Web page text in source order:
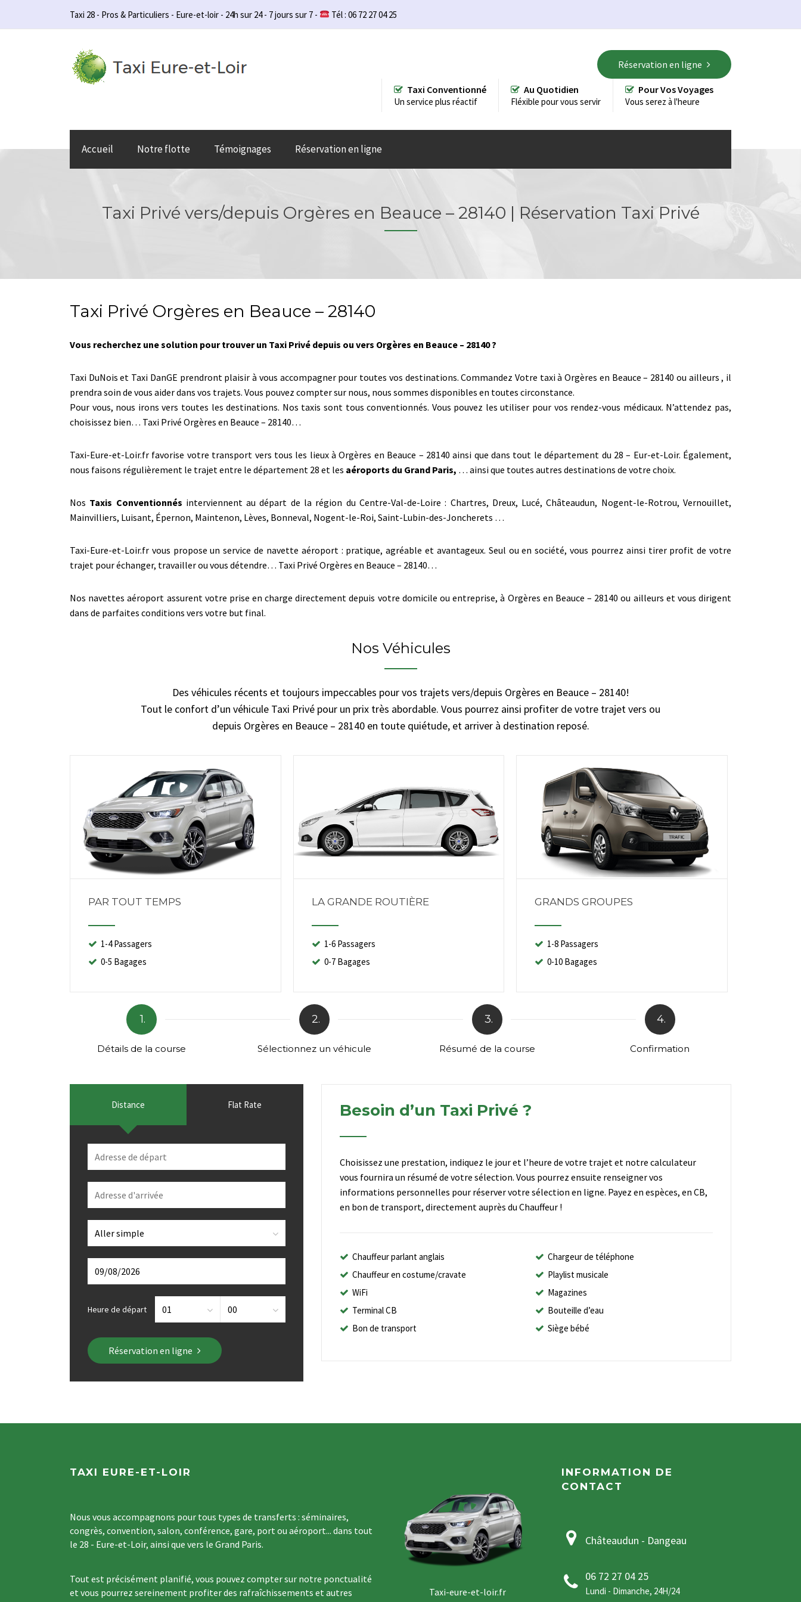
Taxi 28 - Pros & Particuliers - Eure-et-loir - 24h sur 24 - 7 jours sur 7 - Tél : 06 72 27 04 25
Réservation en ligne
Taxi Conventionné
Un service plus réactif
Au Quotidien
Fléxible pour vous servir
Pour Vos Voyages
Vous serez à l'heure
Accueil Notre flotte Témoignages Réservation en ligne
Taxi Privé vers/depuis Orgères en Beauce – 28140 | Réservation Taxi Privé
Taxi Privé Orgères en Beauce – 28140
Vous recherchez une solution pour trouver un Taxi Privé depuis ou vers Orgères en Beauce – 28140 ?
Taxi DuNois et Taxi DanGE prendront plaisir à vous accompagner pour toutes vos destinations. Commandez Votre taxi à Orgères en Beauce – 28140 ou ailleurs , il
prendra soin de vous aider dans vos trajets. Vous pouvez compter sur nous, nous sommes disponibles en toutes circonstance.
Pour vous, nous irons vers toutes les destinations. Nos taxis sont tous conventionnés. Vous pouvez les utiliser pour vos rendez-vous médicaux. N’attendez pas,
choisissez bien… Taxi Privé Orgères en Beauce – 28140…
Taxi-Eure-et-Loir.fr favorise votre transport vers tous les lieux à Orgères en Beauce – 28140 ainsi que dans tout le département du 28 – Eur-et-Loir. Également,
nous faisons régulièrement le trajet entre le département 28 et les aéroports du Grand Paris, … ainsi que toutes autres destinations de votre choix.
Nos Taxis Conventionnés interviennent au départ de la région du Centre-Val-de-Loire : Chartres, Dreux, Lucé, Châteaudun, Nogent-le-Rotrou, Vernouillet,
Mainvilliers, Luisant, Épernon, Maintenon, Lèves, Bonneval, Nogent-le-Roi, Saint-Lubin-des-Joncherets …
Taxi-Eure-et-Loir.fr vous propose un service de navette aéroport : pratique, agréable et avantageux. Seul ou en société, vous pourrez ainsi tirer profit de votre
trajet pour échanger, travailler ou vous détendre… Taxi Privé Orgères en Beauce – 28140…
Nos navettes aéroport assurent votre prise en charge directement depuis votre domicile ou entreprise, à Orgères en Beauce – 28140 ou ailleurs et vous dirigent
dans de parfaites conditions vers votre but final.
Nos Véhicules
Des véhicules récents et toujours impeccables pour vos trajets vers/depuis Orgères en Beauce – 28140!
Tout le confort d’un véhicule Taxi Privé pour un prix très abordable. Vous pourrez ainsi profiter de votre trajet vers ou
depuis Orgères en Beauce – 28140 en toute quiétude, et arriver à destination reposé.
PAR TOUT TEMPS
1-4 Passagers
0-5 Bagages
LA GRANDE ROUTIÈRE
1-6 Passagers
0-7 Bagages
GRANDS GROUPES
1-8 Passagers
0-10 Bagages
1.
Détails de la course
2.
Sélectionnez un véhicule
3.
Résumé de la course
4.
Confirmation
Distance Flat Rate
Heure de départ
Réservation en ligne
Besoin d’un Taxi Privé ?
Choisissez une prestation, indiquez le jour et l’heure de votre trajet et notre calculateur
vous fournira un résumé de votre sélection. Vous pourrez ensuite renseigner vos
informations personnelles pour réserver votre sélection en ligne. Payez en espèces, en CB,
en bon de transport, directement auprès du Chauffeur !
Chauffeur parlant anglais
Chauffeur en costume/cravate
WiFi
Terminal CB
Bon de transport
Chargeur de téléphone
Playlist musicale
Magazines
Bouteille d’eau
Siège bébé
TAXI EURE-ET-LOIR
Nous vous accompagnons pour tous types de transferts : séminaires,
congrès, convention, salon, conférence, gare, port ou aéroport... dans tout
le 28 - Eure-et-Loir, ainsi que vers le Grand Paris.
Tout est précisément planifié, vous pouvez compter sur notre ponctualité
et vous pourrez sereinement profiter des rafraîchissements et autres
Taxi-eure-et-loir.fr
INFORMATION DE
CONTACT
Châteaudun - Dangeau
06 72 27 04 25
Lundi - Dimanche, 24H/24